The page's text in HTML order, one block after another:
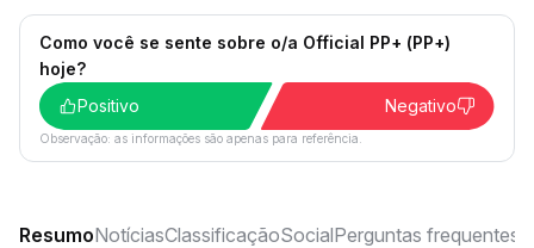
Como você se sente sobre o/a Official PP+ (PP+)
hoje?
Positivo
Negativo
Observação: as informações são apenas para referência.
ResumoNotíciasClassificaçãoSocialPerguntas frequentes